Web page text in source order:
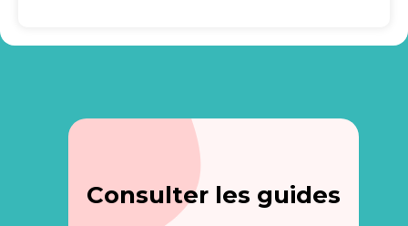
Consulter les guides